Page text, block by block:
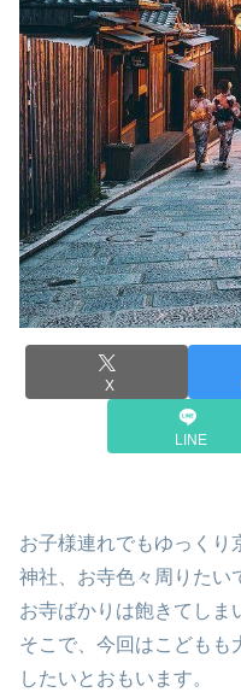
X
LINE
お子様連れでもゆっくり
神社、お寺色々周りた
お寺ばかりは飽きてしま
そこで、今回はこどもも
したいとおもいます。